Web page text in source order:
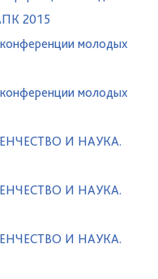
2015
молодых
молодых
И НАУКА.
И НАУКА.
И НАУКА.